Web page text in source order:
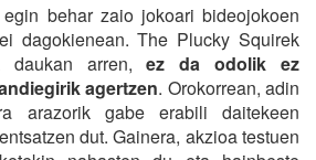
behar zaio jokoari bideojokoen
dagokienean. The Plucky Squirek
daukan arren, ez da odolik ez
agertzen. Orokorrean, adin
arazorik gabe erabili daitekeen
dut. Gainera, akzioa testuen